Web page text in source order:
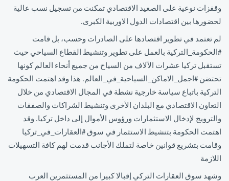
وقفزات نوعية على الصعيد الاقتصادي تمكنت من تسجيل نسب عالية
لحضورها بين اقتصادات الدول الاوربية الكبرى.
لم تعتمد في تطوير اقتصادها على الصادرات وحسب، بل قامت
#الحكومة_التركية بالعمل على تطوير وتنشيط القطاع السياحي حيث
تستقبل تركيا عشرات الآلاف من السياح من جميع أنحاء العالم كونها
تحتضن #اجمل_الاماكن_السياحية_في_العالم. هذا وقد اهتمت الحكومة
التركية باتباع سياسة خارجية نشطة في المجال الاقتصادي من خلال
التعاون الاقتصادي مع البلدان الأخرى وتنشيط الشراكات والصفقات
والترويج لإدخال الاستثمارات ورؤوس الأموال إلى داخل تركيا. وقد
اهتمت الحكومة بتنشيط الاستثمار في سوق #العقارات_في_تركيا
وقامت بتشريع قوانين خاصة لتملك الأجانب قدمت لهم كافة التسهيلات
اللازمة
وشهد سوق العقارات التركي إقبالا كبيرا من المستثمرين العرب